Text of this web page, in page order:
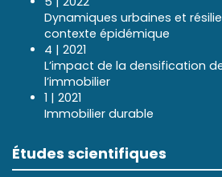
Dynamiques urbaines et
contexte épidémique
4 | 2021
L’impact de la densification
l’immobilier
1 | 2021
Immobilier durable
Études scientifiques